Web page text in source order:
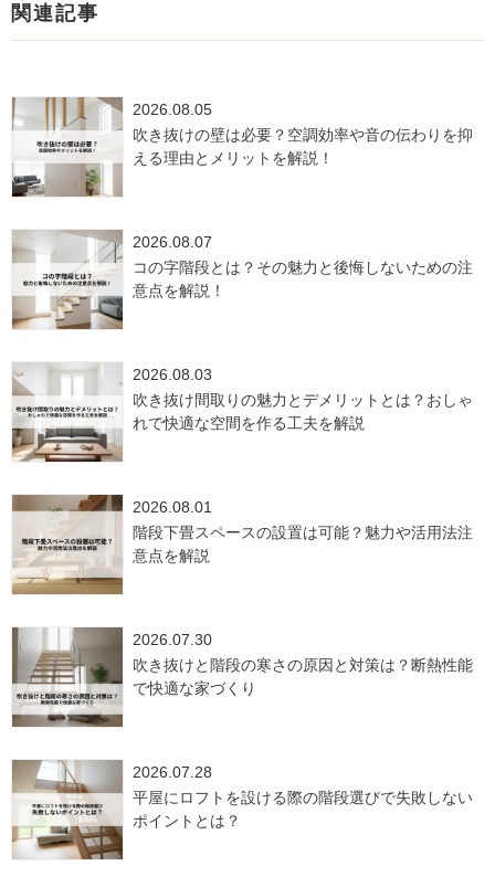
関連記事
2026.08.05
吹き抜けの壁は必要？空調効率や音の伝わりを抑
える理由とメリットを解説！
2026.08.07
コの字階段とは？その魅力と後悔しないための注
意点を解説！
2026.08.03
吹き抜け間取りの魅力とデメリットとは？おしゃ
れで快適な空間を作る工夫を解説
2026.08.01
階段下畳スペースの設置は可能？魅力や活用法注
意点を解説
2026.07.30
吹き抜けと階段の寒さの原因と対策は？断熱性能
で快適な家づくり
2026.07.28
平屋にロフトを設ける際の階段選びで失敗しない
ポイントとは？